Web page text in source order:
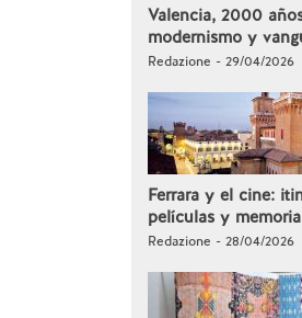
Valencia, 2000
modernismo y
Redazione - 29/04/2026
Ferrara y el cine:
películas y
Redazione - 28/04/2026